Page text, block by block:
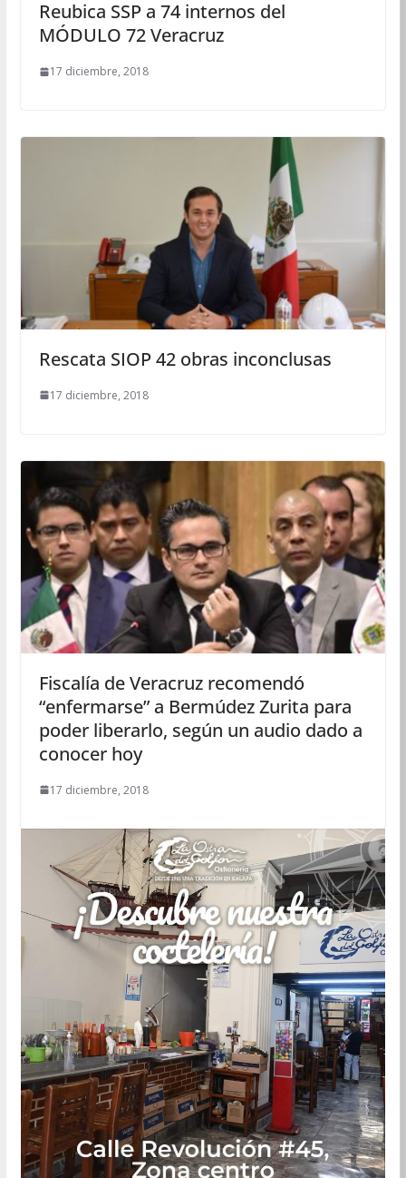
Reubica SSP a 74 internos del
MÓDULO 72 Veracruz
17 diciembre, 2018
Rescata SIOP 42 obras inconclusas
17 diciembre, 2018
Fiscalía de Veracruz recomendó
“enfermarse” a Bermúdez Zurita para
poder liberarlo, según un audio dado a
conocer hoy
17 diciembre, 2018